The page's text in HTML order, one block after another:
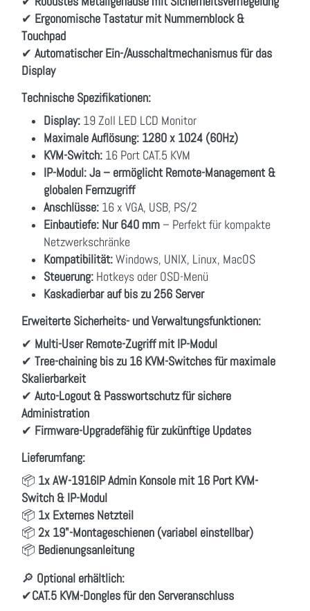
✔ Ergonomische Tastatur mit Nummernblock &
Touchpad
✔ Automatischer Ein-/Ausschaltmechanismus für das
Display
Technische Spezifikationen:
Display: 19 Zoll LED LCD Monitor
Maximale Auflösung: 1280 x 1024 (60Hz)
KVM-Switch: 16 Port CAT.5 KVM
IP-Modul:Ja – ermöglicht Remote-Management &
globalen Fernzugriff
Anschlüsse: 16 x VGA, USB, PS/2
Einbautiefe: Nur 640 mm – Perfekt für kompakte
Netzwerkschränke
Kompatibilität:Windows, UNIX, Linux, MacOS
Steuerung: Hotkeys oder OSD-Menü
Kaskadierbar auf bis zu 256 Server
Erweiterte Sicherheits- und Verwaltungsfunktionen:
✔ Multi-User Remote-Zugriff mit IP-Modul
✔ Tree-chaining bis zu 16 KVM-Switches für maximale
Skalierbarkeit
✔ Auto-Logout & Passwortschutz für sichere
Administration
✔ Firmware-Upgradefähig für zukünftige Updates
Lieferumfang:
📦 1x AW-1916IP Admin Konsole mit 16 Port KVM-
Switch & IP-Modul
📦 1x Externes Netzteil
📦 2x 19"-Montageschienen (variabel einstellbar)
📦 Bedienungsanleitung
🔎 Optional erhältlich:
✔CAT.5 KVM-Dongles für den Serveranschluss